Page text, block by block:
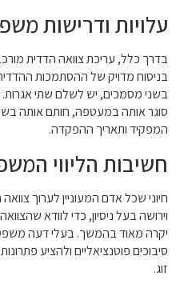
עלויות ודרישות
בדרך כלל, עריכת צוואה הדדית
בניסוח מדויק של ההסתמכות
בשני מסמכים, יש לשלם שתי אגרות.
סוגר אותה במעטפה, חותם אותה
המפקיד ותאריך ההפקדה.
חשיבות הליווי
חיוני שכל אדם המעוניין לערוך
וירושה בעל ניסיון, כדי לוודא
יקרה מאוד בהמשך. בעלי דעה
סיבוכים פוטנציאליים ולהציע
זוג.